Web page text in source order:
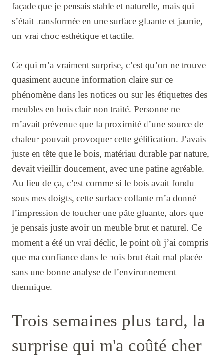
façade que je pensais stable et naturelle, mais qui
s’était transformée en une surface gluante et jaunie,
un vrai choc esthétique et tactile.
Ce qui m’a vraiment surprise, c’est qu’on ne trouve
quasiment aucune information claire sur ce
phénomène dans les notices ou sur les étiquettes des
meubles en bois clair non traité. Personne ne
m’avait prévenue que la proximité d’une source de
chaleur pouvait provoquer cette gélification. J’avais
juste en tête que le bois, matériau durable par nature,
devait vieillir doucement, avec une patine agréable.
Au lieu de ça, c’est comme si le bois avait fondu
sous mes doigts, cette surface collante m’a donné
l’impression de toucher une pâte gluante, alors que
je pensais juste avoir un meuble brut et naturel. Ce
moment a été un vrai déclic, le point où j’ai compris
que ma confiance dans le bois brut était mal placée
sans une bonne analyse de l’environnement
thermique.
Trois semaines plus tard, la
surprise qui m'a coûté cher